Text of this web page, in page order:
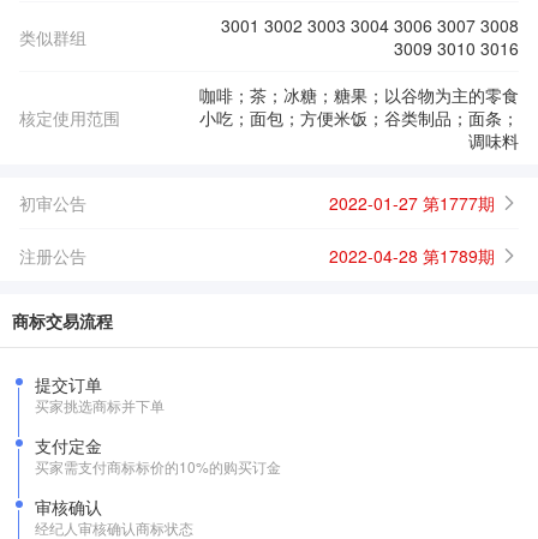
类似群组
3001 3002 3003 3004 3006 3007 3008
3009 3010 3016
核定使用范围
咖啡；茶；冰糖；糖果；以谷物为主的零食
小吃；面包；方便米饭；谷类制品；面条；
调味料
初审公告 2022-01-27 第1777期
注册公告 2022-04-28 第1789期
商标交易流程
提交订单
买家挑选商标并下单
支付定金
买家需支付商标标价的10%的购买订金
审核确认
经纪人审核确认商标状态